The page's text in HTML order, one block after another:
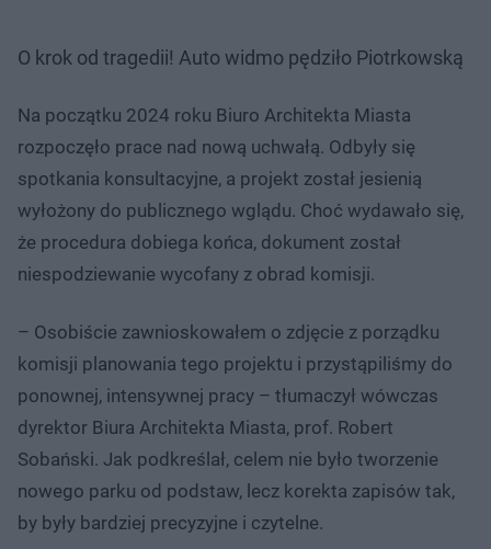
O krok od tragedii! Auto widmo pędziło Piotrkowską
Na początku 2024 roku Biuro Architekta Miasta
rozpoczęło prace nad nową uchwałą. Odbyły się
spotkania konsultacyjne, a projekt został jesienią
wyłożony do publicznego wglądu. Choć wydawało się,
że procedura dobiega końca, dokument został
niespodziewanie wycofany z obrad komisji.
– Osobiście zawnioskowałem o zdjęcie z porządku
komisji planowania tego projektu i przystąpiliśmy do
ponownej, intensywnej pracy – tłumaczył wówczas
dyrektor Biura Architekta Miasta, prof. Robert
Sobański. Jak podkreślał, celem nie było tworzenie
nowego parku od podstaw, lecz korekta zapisów tak,
by były bardziej precyzyjne i czytelne.